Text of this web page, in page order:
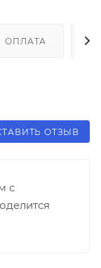
ОПЛАТА
ОТЗЫВ
с